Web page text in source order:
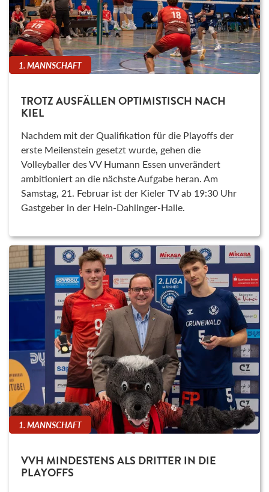
1. MANNSCHAFT
TROTZ AUSFÄLLEN OPTIMISTISCH NACH
KIEL
Nachdem mit der Qualifikation für die Playoffs der
erste Meilenstein gesetzt wurde, gehen die
Volleyballer des VV Humann Essen unverändert
ambitioniert an die nächste Aufgabe heran. Am
Samstag, 21. Februar ist der Kieler TV ab 19:30 Uhr
Gastgeber in der Hein-Dahlinger-Halle.
1. MANNSCHAFT
VVH MINDESTENS ALS DRITTER IN DIE
PLAYOFFS